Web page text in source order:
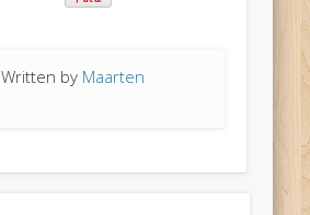
Written by Maarten